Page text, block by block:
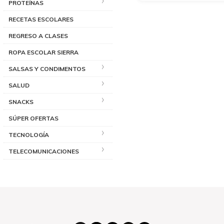
PROTEÍNAS
RECETAS ESCOLARES
REGRESO A CLASES
ROPA ESCOLAR SIERRA
SALSAS Y CONDIMENTOS
SALUD
SNACKS
SÚPER OFERTAS
TECNOLOGÍA
TELECOMUNICACIONES